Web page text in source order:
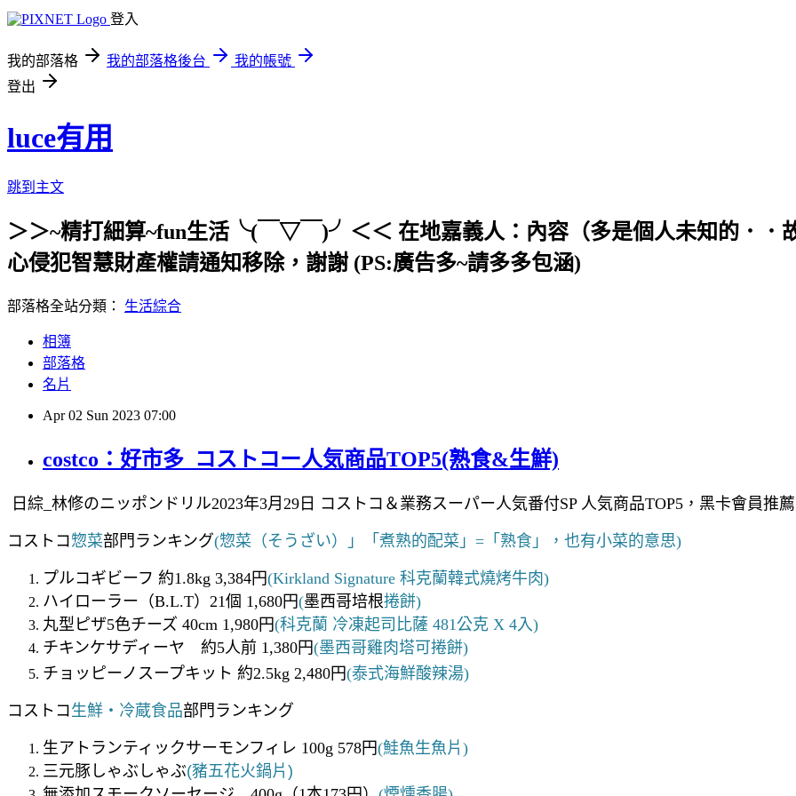
登入
我的部落格 我的部落格後台
我的帳號
登出
luce有用
跳到主文
＞＞~精打細算~fun生活╰(￣▽￣)╯＜＜ 在地嘉義人：內容（多是個人未知的．．
心侵犯智慧財產權請通知移除，謝謝 (PS:廣告多~請多多包涵)
部落格全站分類： 生活綜合
相簿
部落格
名片
Apr 02 Sun 2023 07:00
costco：好市多_コストコー人気商品TOP5(熟食&生鮮)
日綜_林修のニッポンドリル2023年3月29日 コストコ＆業務スーパー人気番付SP 人気商品TOP5，黑卡會員推
コストコ惣菜部門ランキング(惣菜（そうざい）」「煮熟的配菜」=「熟食」，也有小菜的意思)
プルコギビーフ 約1.8kg 3,384円(Kirkland Signature 科克蘭韓式燒烤牛肉)
ハイローラー（B.L.T）21個 1,680円(墨西哥培根捲餅)
丸型ピザ5色チーズ 40cm 1,980円(科克蘭 冷凍起司比薩 481公克 X 4入)
チキンケサディーヤ 約5人前 1,380円(墨西哥雞肉塔可捲餅)
チョッピーノスープキット 約2.5kg 2,480円(泰式海鮮酸辣湯)
コストコ生鮮・冷蔵食品部門ランキング
生アトランティックサーモンフィレ 100g 578円(鮭魚生魚片)
三元豚しゃぶしゃぶ(豬五花火鍋片)